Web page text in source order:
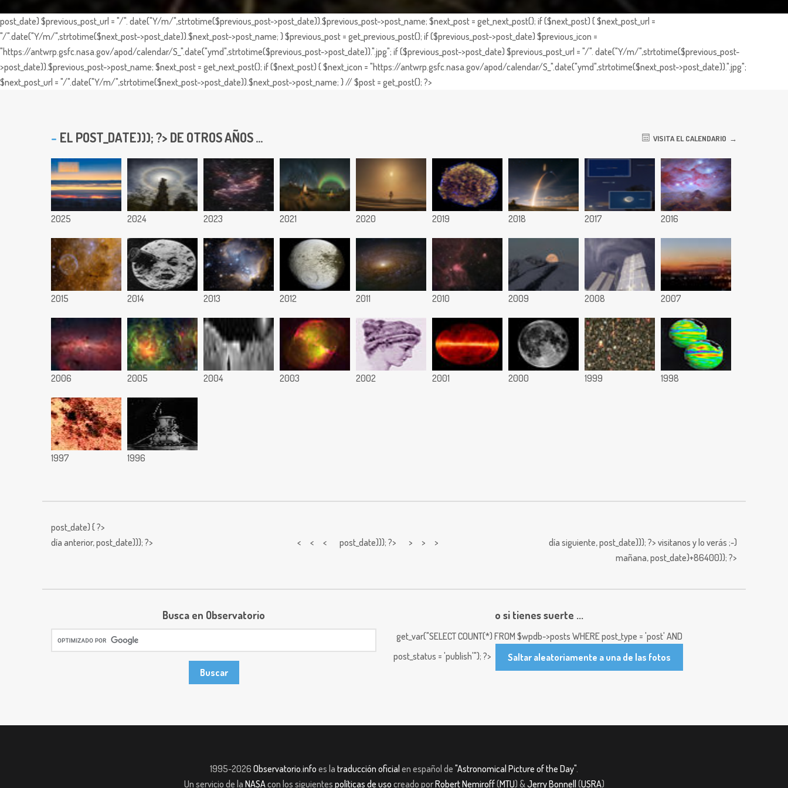
post_date) $previous_post_url = "/". date("Y/m/",strtotime($previous_post->post_date)).$previous_post->post_name; $next_post = get_next_post(); if ($next_post) { $next_post_url =
"/".date("Y/m/",strtotime($next_post->post_date)).$next_post->post_name; } $previous_post = get_previous_post(); if ($previous_post->post_date) $previous_icon =
"https://antwrp.gsfc.nasa.gov/apod/calendar/S_".date("ymd",strtotime($previous_post->post_date)).".jpg"; if ($previous_post->post_date) $previous_post_url = "/". date("Y/m/",strtotime($previous_post-
>post_date)).$previous_post->post_name; $next_post = get_next_post(); if ($next_post) { $next_icon = "https://antwrp.gsfc.nasa.gov/apod/calendar/S_".date("ymd",strtotime($next_post->post_date)).".jpg";
$next_post_url = "/".date("Y/m/",strtotime($next_post->post_date)).$next_post->post_name; } // $post = get_post(); ?>
EL POST_DATE))); ?> DE OTROS AÑOS ... VISITA EL CALENDARIO
2025 2024 2023 2021 2020 2019 2018 2017 2016
2015 2014 2013 2012 2011 2010 2009 2008 2007
2006 2005 2004 2003 2002 2001 2000 1999 1998
1997 1996
post_date) { ?>
día anterior,post_date))); ?> < < < post_date))); ?> > > > día siguiente,post_date))); ?> visitanos y lo verás ;-)
mañana,post_date)+86400)); ?>
Busca en Observatorio o si tienes suerte ...
get_var("SELECT COUNT(*) FROM $wpdb->posts WHERE post_type = 'post' AND
post_status = 'publish'"); ?>
Saltar aleatoriamente a una de las fotos
1995-2026 Observatorio.info es la traducción oficial en español de "Astronomical Picture of the Day".
Un servicio de la NASAcon los siguientes políticas de uso creado porRobert Nemiroff(MTU) &Jerry Bonnell (USRA)